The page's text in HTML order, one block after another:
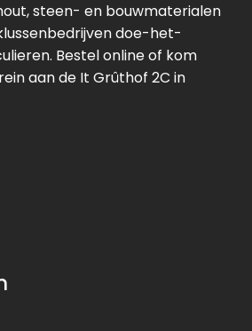
steen- en bouwmaterialen
doe-het-
Bestel online of kom
aan de It Grûthof 2C in